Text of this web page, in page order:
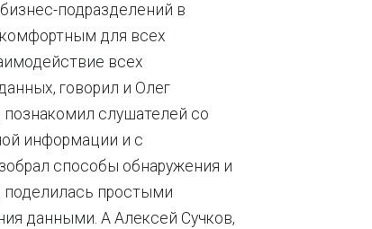
подразделений в
для всех
всех
говорил и Олег
познакомил слушателей со
информации и с
способы обнаружения и
поделилась простыми
данными. А Алексей Сучков,